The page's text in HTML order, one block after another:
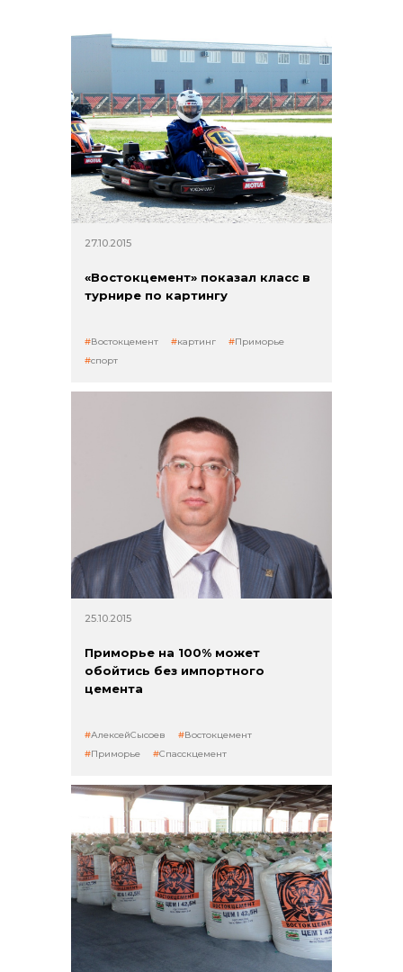
Контакты
+7 (423) 234 50 50
info@vostokcement.ru
27.10.2015
«Востокцемент» показал класс в
турнире по картингу
Востокцемент картинг
Приморье
спорт
25.10.2015
Приморье на 100% может
обойтись без импортного
цемента
АлексейСысоев
Востокцемент
Приморье
Спасскцемент